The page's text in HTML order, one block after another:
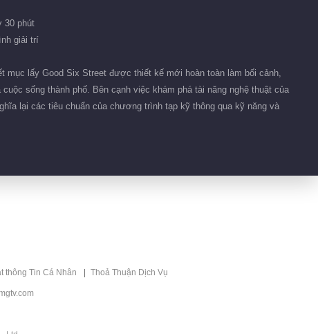
30 phút
giải trí
mục lấy Good Six Street được thiết kế mới hoàn toàn làm bối cảnh,
sống thành phố. Bên cạnh việc khám phá tài năng nghệ thuật của
lại các tiêu chuẩn của chương trình tạp kỹ thông qua kỹ năng và
thông Tin Cá Nhân Thoả Thuận Dịch Vụ